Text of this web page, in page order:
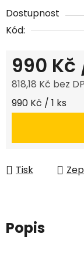
Dostupnost
Kód:
990 Kč
818,18 Kč bez
Měrná cena:
990 Kč / 1 ks
Tisk
Popis